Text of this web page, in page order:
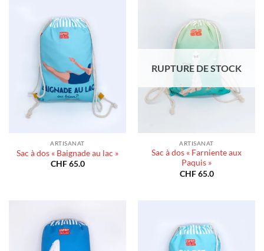
ARTISANAT
Sac à dos « Baignade au lac »
CHF65.0
RUPTURE DE STOCK
ARTISANAT
Sac à dos « Farniente aux
Paquis »
CHF65.0